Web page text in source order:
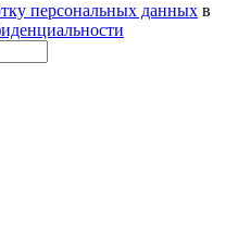
персональных данных в